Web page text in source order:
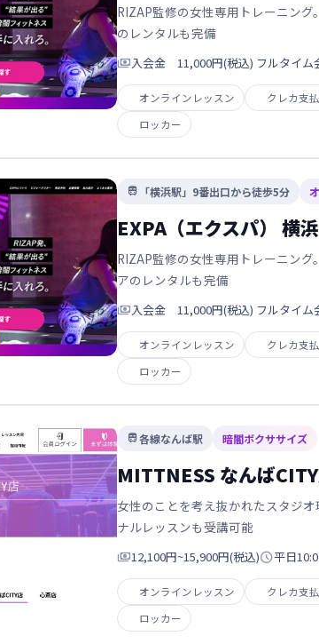
RIZAP監修の女性専用トレーニン
のレンタルも完備
入会金 11,000円(税込) フルタイム
オンラインレッスン クレカ支
ロッカー
 「横浜駅」9番出口から徒歩5分
EXPA（エクスパ） 横浜
RIZAP監修の女性専用トレーニン
アのレンタルも完備
入会金 11,000円(税込) フルタイム
オンラインレッスン クレカ支
ロッカー
各線なんば駅 暗闇ボクササイズ
MITTNESS なんば
女性のことを考え抜かれたスタジ
ナルレッスンも受講可能
12,100円~15,900円(税込)平日
オンラインレッスン クレカ支
ロッカー